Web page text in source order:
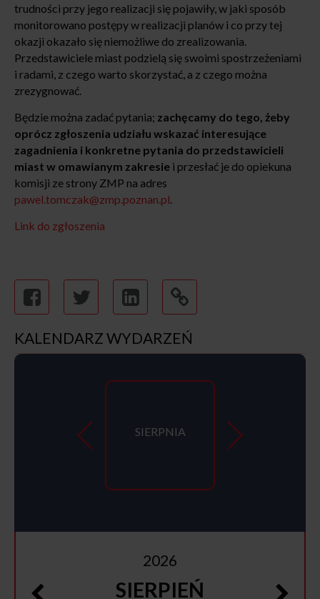
trudności przy jego realizacji się pojawiły, w jaki sposób
monitorowano postępy w realizacji planów i co przy tej
okazji okazało się niemożliwe do zrealizowania.
Przedstawiciele miast podzielą się swoimi spostrzeżeniami
i radami, z czego warto skorzystać, a z czego można
zrezygnować.
Będzie można zadać pytania; zachęcamy do tego, żeby
oprócz zgłoszenia udziału wskazać interesujące
zagadnienia i konkretne pytania do przedstawicieli
miast w omawianym zakresie i przesłać je do opiekuna
komisji ze strony ZMP na adres
pawel.tomczak@zmp.poznan.pl.
Link do zgłoszenia
KALENDARZ WYDARZEŃ
SIERPNIA
2026
SIERPIEŃ